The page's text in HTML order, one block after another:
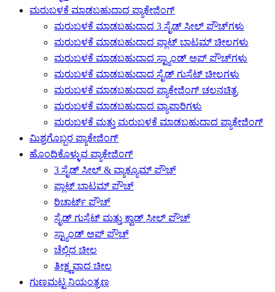
ಮರುಬಳಕೆ ಮಾಡಬಹುದಾದ ಪ್ಯಾಕೇಜಿಂಗ್
ಮರುಬಳಕೆ ಮಾಡಬಹುದಾದ 3 ಸೈಡ್ ಸೀಲ್ ಪೌಚ್‌ಗಳು
ಮರುಬಳಕೆ ಮಾಡಬಹುದಾದ ಫ್ಲಾಟ್ ಬಾಟಮ್ ಚೀಲಗಳು
ಮರುಬಳಕೆ ಮಾಡಬಹುದಾದ ಸ್ಟ್ಯಾಂಡ್ ಅಪ್ ಪೌಚ್‌ಗಳು
ಮರುಬಳಕೆ ಮಾಡಬಹುದಾದ ಸೈಡ್ ಗುಸೆಟ್ ಚೀಲಗಳು
ಮರುಬಳಕೆ ಮಾಡಬಹುದಾದ ಪ್ಯಾಕೇಜಿಂಗ್ ಚಲನಚಿತ್ರ
ಮರುಬಳಕೆ ಮಾಡಬಹುದಾದ ವ್ಯಾಪಾರಿಗಳು
ಮರುಬಳಕೆ ಮತ್ತು ಮರುಬಳಕೆ ಮಾಡಬಹುದಾದ ಪ್ಯಾಕೇಜಿಂಗ್
ಮಿಶ್ರಗೊಬ್ಬರ ಪ್ಯಾಕೇಜಿಂಗ್
ಹೊಂದಿಕೊಳ್ಳುವ ಪ್ಯಾಕೇಜಿಂಗ್
3 ಸೈಡ್ ಸೀಲ್ & ವ್ಯಾಕ್ಯೂಮ್ ಪೌಚ್
ಫ್ಲಾಟ್ ಬಾಟಮ್ ಪೌಚ್
ರಿಚಾರ್ಟ್ ಪೌಚ್
ಸೈಡ್ ಗುಸೆಟ್ ಮತ್ತು ಕ್ವಾಡ್ ಸೀಲ್ ಪೌಚ್
ಸ್ಟ್ಯಾಂಡ್ ಅಪ್ ಪೌಚ್
ಚೆಲ್ಲಿದ ಚೀಲ
ತೀಕ್ಷ್ಣವಾದ ಚೀಲ
ಗುಣಮಟ್ಟ ನಿಯಂತ್ರಣ